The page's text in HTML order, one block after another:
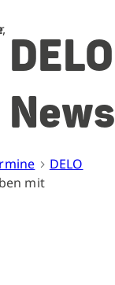
DELO
News
DELO
mit